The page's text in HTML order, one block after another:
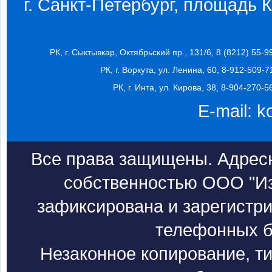
г. Санкт-Петербург, площадь
РК, г. Сыктывкар, Октябрьский пр., 131/6, 8 (8212) 55-
РК, г. Воркута, ул. Ленина, 60, 8-912-509-
РК, г. Инта, ул. Кирова, 38, 8-904-270-
E-mail:
Все права защищены.
собственностью ООО
зафиксирована и
телефонных
Незаконное копирование,